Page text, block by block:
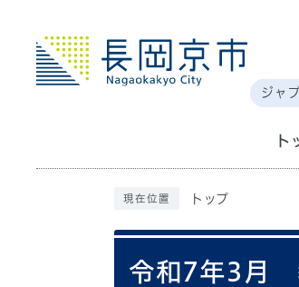
ジャ
ト
現在位置 トップ
令和7年3月